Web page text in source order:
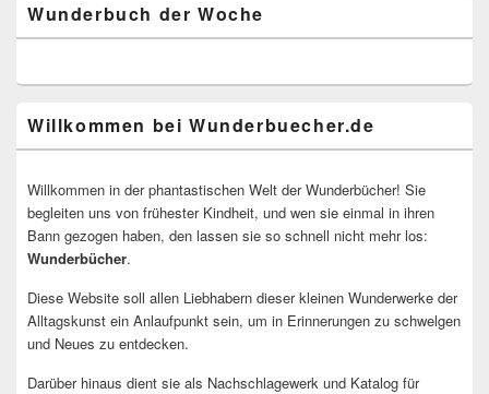
Wunderbuch der Woche
Willkommen bei Wunderbuecher.de
Willkommen in der phantastischen Welt der Wunderbücher! Sie
begleiten uns von frühester Kindheit, und wen sie einmal in ihren
Bann gezogen haben, den lassen sie so schnell nicht mehr los:
Wunderbücher.
Diese Website soll allen Liebhabern dieser kleinen Wunderwerke der
Alltagskunst ein Anlaufpunkt sein, um in Erinnerungen zu schwelgen
und Neues zu entdecken.
Darüber hinaus dient sie als Nachschlagewerk und Katalog für